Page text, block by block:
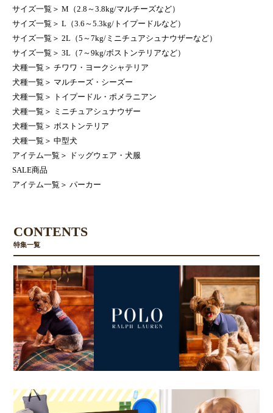
サイズ一覧 ＞ M（2.8～3.8kg/マルチーズなど）
サイズ一覧 ＞ L（3.6～5.3kg/トイプードルなど）
サイズ一覧 ＞ 2L（5～7kg/ミニチュアシュナウザーなど）
サイズ一覧 ＞ 3L（7～9kg/ボストンテリアなど）
犬種一覧 ＞ チワワ・ヨークシャテリア
犬種一覧 ＞ マルチーズ・シーズー
犬種一覧 ＞
トイプードル・ポメラニアン
犬種一覧 ＞
ミニチュアシュナウザー
犬種一覧 ＞ ボストンテリア
犬種一覧 ＞ 中型犬
アイテム一覧 ＞
ドッグウェア・犬服
SALE商品
アイテム一覧 ＞ パーカー
CONTENTS
特集一覧